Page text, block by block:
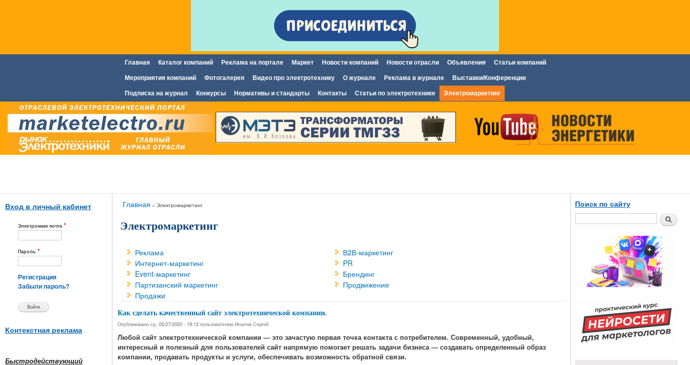
содержанию
Главное меню
Главная Каталог компаний Реклама на портале Маркет Новости компаний Новости отрасли Объявления Статьи компаний
Мероприятия компаний Фотогалерея Видео про электротехнику О журнале Реклама в журнале Выставки/Конференции
Подписка на журнал Конкурсы Нормативы и стандарты Контакты Статьи по электротехнике Электромаркетинг
Вход в личный кабинет
Электронная почта *
Пароль *
Регистрация
Забыли пароль?
Контекстная реклама
Быстродействующий
Вы здесь
Главная » Электромаркетинг
Электромаркетинг
Реклама
В2В-маркетинг
Интернет-маркетинг
PR
Event-маркетинг
Брендинг
Партизанский маркетинг
Продвижение
Продажи
Как сделать качественный сайт электротехнической компании.
Опубликовано ср, 05/27/2020 - 18:12 пользователем Игнатов Сергей
Любой сайт электротехнической компании — это зачастую первая точка контакта с потребителем. Современный, удобный,
интересный и полезный для пользователей сайт напрямую помогает решать задачи бизнеса — создавать определенный образ
компании, продавать продукты и услуги, обеспечивать возможность обратной связи.
Поиск по сайту
Поиск